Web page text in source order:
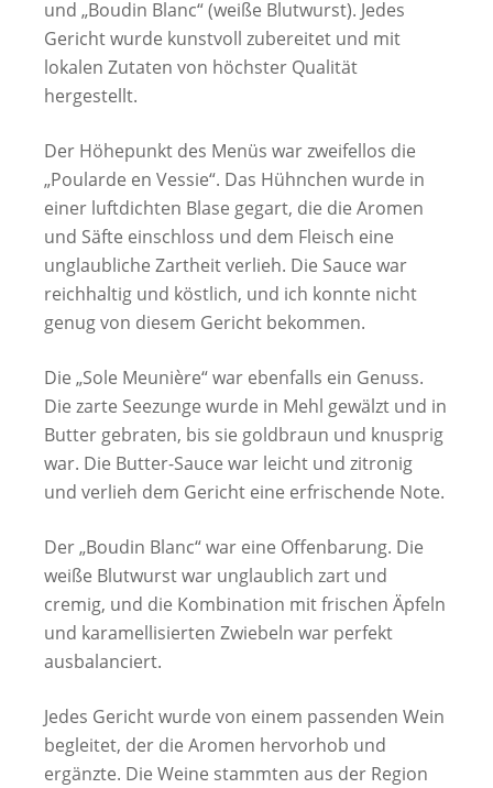
und „Boudin Blanc“ (weiße Blutwurst). Jedes
Gericht wurde kunstvoll zubereitet und mit
lokalen Zutaten von höchster Qualität
hergestellt.
Der Höhepunkt des Menüs war zweifellos die
„Poularde en Vessie“. Das Hühnchen wurde in
einer luftdichten Blase gegart, die die Aromen
und Säfte einschloss und dem Fleisch eine
unglaubliche Zartheit verlieh. Die Sauce war
reichhaltig und köstlich, und ich konnte nicht
genug von diesem Gericht bekommen.
Die „Sole Meunière“ war ebenfalls ein Genuss.
Die zarte Seezunge wurde in Mehl gewälzt und in
Butter gebraten, bis sie goldbraun und knusprig
war. Die Butter-Sauce war leicht und zitronig
und verlieh dem Gericht eine erfrischende Note.
Der „Boudin Blanc“ war eine Offenbarung. Die
weiße Blutwurst war unglaublich zart und
cremig, und die Kombination mit frischen Äpfeln
und karamellisierten Zwiebeln war perfekt
ausbalanciert.
Jedes Gericht wurde von einem passenden Wein
begleitet, der die Aromen hervorhob und
ergänzte. Die Weine stammten aus der Region